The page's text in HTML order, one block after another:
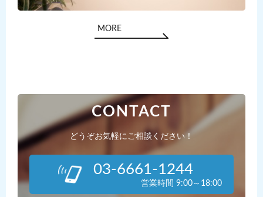
MORE
CONTACT
どうぞお気軽にご相談ください！
03-6661-1244
営業時間 9:00～18:00